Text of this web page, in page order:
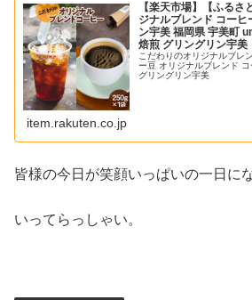
【楽天市場】【ふるさ
ジナルブレンド コー
ン宇美 福岡県 宇美町
焙煎 グリングリン宇美
こだわりのオリジナルブレ
ー豆 オリジナルブレンド
グリングリン宇美
item.rakuten.co.jp
皆様の今日が笑顔いっぱいの一日に
いってらっしゃい。